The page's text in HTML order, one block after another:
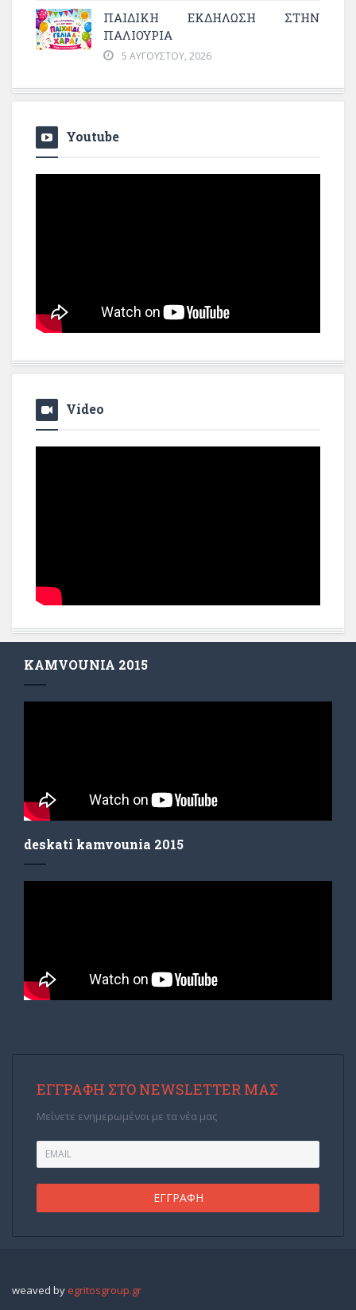
ΠΑΙΔΙΚΗ ΕΚΔΗΛΩΣΗ ΣΤΗΝ
ΠΑΛΙΟΥΡΙΑ
5 ΑΥΓΟΎΣΤΟΥ, 2026
Youtube
Video
KAMVOUNIA 2015
deskati kamvounia 2015
ΕΓΓΡΑΦΉ ΣΤΟ NEWSLETTER ΜΑΣ
Μείνετε ενημερωμένοι με τα νέα μας
weaved by egritosgroup.gr